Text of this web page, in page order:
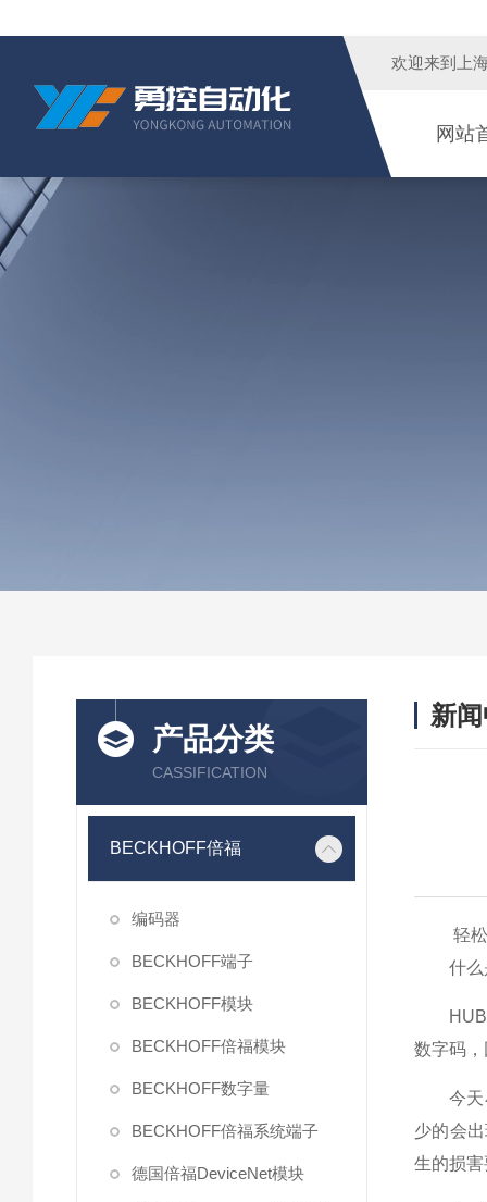
欢迎来到 上
网站
产品分类
CASSIFICATION
BECKHOFF倍福
编码器
BECKHOFF端子
BECKHOFF模块
BECKHOFF倍福模块
BECKHOFF数字量
BECKHOFF倍福系统端子
德国倍福DeviceNet模块
新
轻松
什么是
数字码
今天小
少的会
生的损